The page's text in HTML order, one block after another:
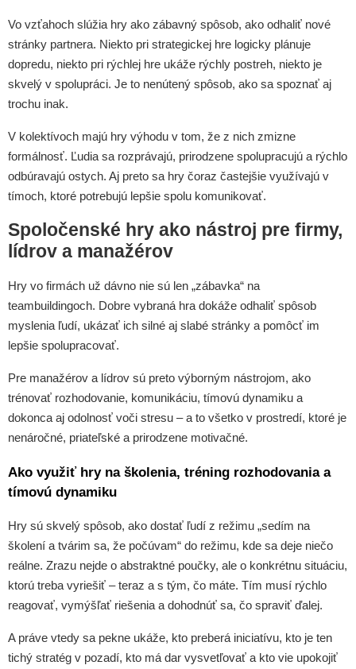
Vo vzťahoch slúžia hry ako zábavný spôsob, ako odhaliť nové
stránky partnera. Niekto pri strategickej hre logicky plánuje
dopredu, niekto pri rýchlej hre ukáže rýchly postreh, niekto je
skvelý v spolupráci. Je to nenútený spôsob, ako sa spoznať aj
trochu inak.
V kolektívoch majú hry výhodu v tom, že z nich zmizne
formálnosť. Ľudia sa rozprávajú, prirodzene spolupracujú a rýchlo
odbúravajú ostych. Aj preto sa hry čoraz častejšie využívajú v
tímoch, ktoré potrebujú lepšie spolu komunikovať.
Spoločenské hry ako nástroj pre firmy,
lídrov a manažérov
Hry vo firmách už dávno nie sú len „zábavka“ na
teambuildingoch. Dobre vybraná hra dokáže odhaliť spôsob
myslenia ľudí, ukázať ich silné aj slabé stránky a pomôcť im
lepšie spolupracovať.
Pre manažérov a lídrov sú preto výborným nástrojom, ako
trénovať rozhodovanie, komunikáciu, tímovú dynamiku a
dokonca aj odolnosť voči stresu – a to všetko v prostredí, ktoré je
nenáročné, priateľské a prirodzene motivačné.
Ako využiť hry na školenia, tréning rozhodovania a
tímovú dynamiku
Hry sú skvelý spôsob, ako dostať ľudí z režimu „sedím na
školení a tvárim sa, že počúvam“ do režimu, kde sa deje niečo
reálne. Zrazu nejde o abstraktné poučky, ale o konkrétnu situáciu,
ktorú treba vyriešiť – teraz a s tým, čo máte. Tím musí rýchlo
reagovať, vymýšľať riešenia a dohodnúť sa, čo spraviť ďalej.
A práve vtedy sa pekne ukáže, kto preberá iniciatívu, kto je ten
tichý stratég v pozadí, kto má dar vysvetľovať a kto vie upokojiť